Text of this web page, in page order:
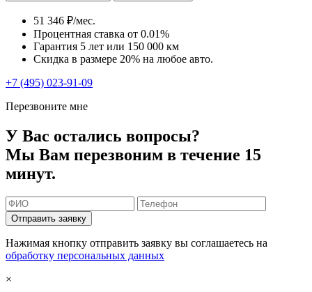
51 346 ₽/мес.
Процентная ставка от 0.01%
Гарантия 5 лет или 150 000 км
Скидка в размере 20% на любое авто.
+7 (495) 023-91-09
Перезвоните мне
У Вас остались вопросы?
Мы Вам перезвоним в течение 15
минут.
Отправить заявку
Нажимая кнопку отправить заявку вы соглашаетесь на
обработку персональных данных
×